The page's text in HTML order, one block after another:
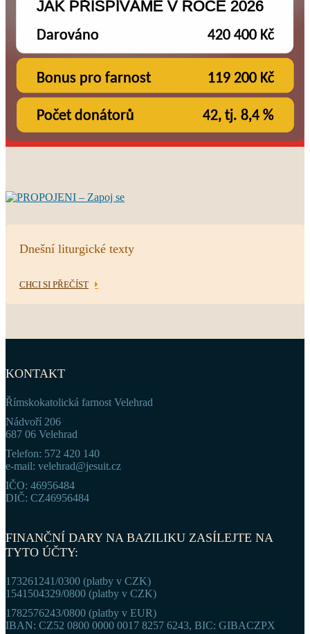
Dnešní liturgické texty
CHCI SI PŘEČÍST
KONTAKT
Římskokatolická farnost Velehrad
Nádvoří 206
687 06 Velehrad
Telefon: 572 420 140
e-mail: velehrad@jesuit.cz
IČO: 46956484
DIČ: CZ46956484
FINANČNÍ DARY NA BAZILIKU ZASÍLEJTE NA
TYTO ÚČTY:
173261241/0300 (platby v CZK)
1541504329/0800 (platby v CZK)
1782576243/0800 (platby v EUR)
IBAN: CZ52 0800 0000 0017 8257 6243, BIC: GIBACZPX